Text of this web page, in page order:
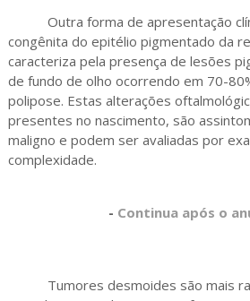
Outra forma de apresentação
congênita do epitélio pigmentado da
caracteriza pela presença de lesões
de fundo de olho ocorrendo em 70-
polipose. Estas alterações
presentes no nascimento, são
maligno e podem ser avaliadas por
complexidade.
- Continua após o
Tumores desmoides são mais